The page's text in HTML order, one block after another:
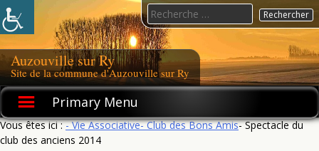
Skip
to
content
Auzouville sur Ry
Site de la commune d'Auzouville sur Ry
Primary Menu
Search
for:
Vous êtes ici :- Vie Associative- Club des Bons Amis- Spectacle du
club des anciens 2014